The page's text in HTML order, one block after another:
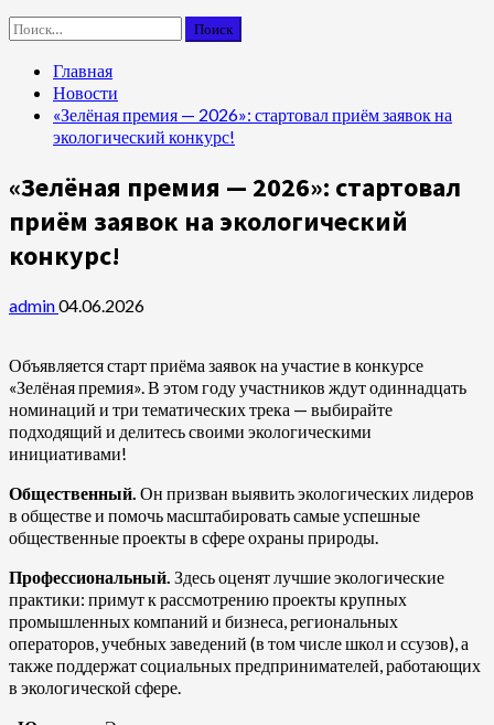
Найти:
Главная
Новости
«Зелёная премия — 2026»: стартовал приём заявок на
экологический конкурс!
«Зелёная премия — 2026»: стартовал
приём заявок на экологический
конкурс!
admin04.06.2026
Объявляется старт приёма заявок на участие в конкурсе
«Зелёная премия». В этом году участников ждут одиннадцать
номинаций и три тематических трека — выбирайте
подходящий и делитесь своими экологическими
инициативами!
Общественный. Он призван выявить экологических лидеров
в обществе и помочь масштабировать самые успешные
общественные проекты в сфере охраны природы.
Профессиональный. Здесь оценят лучшие экологические
практики: примут к рассмотрению проекты крупных
промышленных компаний и бизнеса, региональных
операторов, учебных заведений (в том числе школ и ссузов), а
также поддержат социальных предпринимателей, работающих
в экологической сфере.